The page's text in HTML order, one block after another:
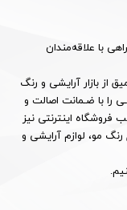
با علاقه‌مندان
۲۰ ساله و شناخت عمیق از بازار آرایشی و رنگ
را با ضـمانت اصالت و
فروشگاه اینترنتی نیز
مو، لوازم آرایشی و